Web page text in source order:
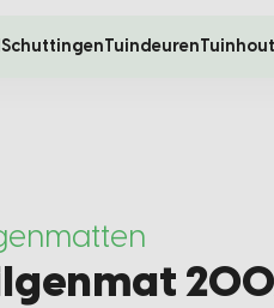
SchuttingenTuindeurenTuinhout